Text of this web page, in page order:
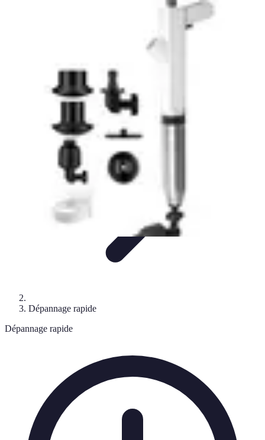
Dépannage et révisions
Dépannage rapide
Dépannage rapide